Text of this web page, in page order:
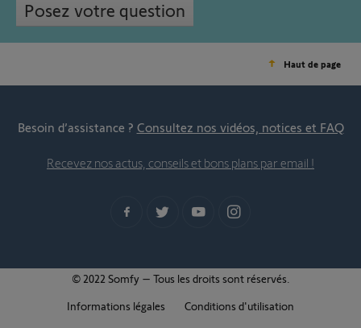
Posez votre question
Haut de page
Besoin d’assistance ? Consultez nos vidéos, notices et FAQ
Recevez nos actus, conseils et bons plans par email !
© 2022 Somfy – Tous les droits sont réservés.
Informations légales
Conditions d'utilisation